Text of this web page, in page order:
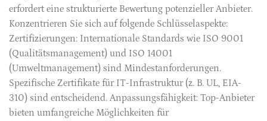
erfordert eine strukturierte Bewertung potenzieller Anbieter.
Konzentrieren Sie sich auf folgende Schlüsselaspekte:
Zertifizierungen: Internationale Standards wie ISO 9001
(Qualitätsmanagement) und ISO 14001
(Umweltmanagement) sind Mindestanforderungen.
Spezifische Zertifikate für IT-Infrastruktur (z. B. UL, EIA-
310) sind entscheidend. Anpassungsfähigkeit: Top-Anbieter
bieten umfangreiche Möglichkeiten für